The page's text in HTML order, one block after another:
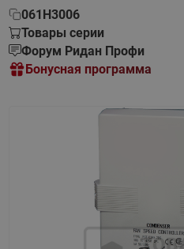
061H3006
Товары серии
Форум Ридан Профи
Бонусная программа